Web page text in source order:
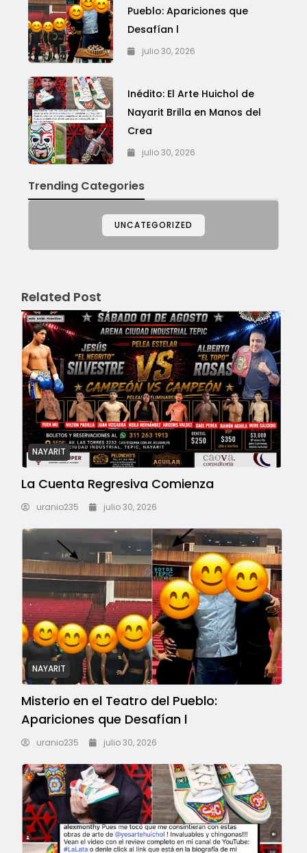
Pueblo: Apariciones que
Desafían l
julio 30, 2026
Inédito: El Arte Huichol de
Nayarit Brilla en Manos del
Crea
julio 30, 2026
Trending Categories
UNCATEGORIZED
Related Post
NAYARIT
La Cuenta Regresiva Comienza
uranio235 julio 30, 2026
NAYARIT
Misterio en el Teatro del Pueblo:
Apariciones que Desafían l
uranio235 julio 30, 2026